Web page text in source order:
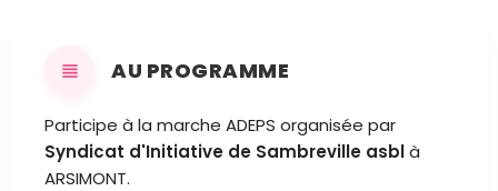
AU PROGRAMME
Participe à la marche ADEPS organisée par
Syndicat d'Initiative de Sambreville asblà
ARSIMONT.